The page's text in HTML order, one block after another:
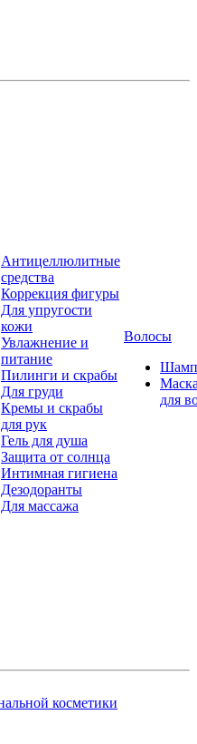
Антицеллюлитные
средства
Коррекция фигуры
Для упругости
кожи
Увлажнение и
питание
Пилинги и скрабы
Для груди
Кремы и скрабы
для рук
Гель для душа
Защита от солнца
Интимная гигиена
Дезодоранты
Для массажа
Волосы
для